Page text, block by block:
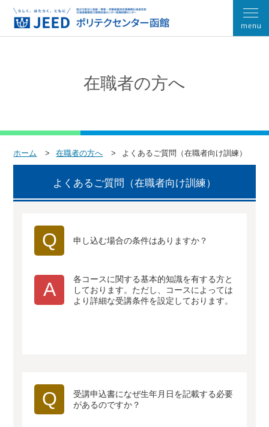
在職者の方へ
ホーム 在職者の方へ よくあるご質問（在職者向け訓練）
よくあるご質問（在職者向け訓練）
Q 申し込む場合の条件はありますか？
A
各コースに関する基本的知識を有する方と
しております。ただし、コースによっては
より詳細な受講条件を設定しております。
Q
受講申込書になぜ生年月日を記載する必要
があるのですか？